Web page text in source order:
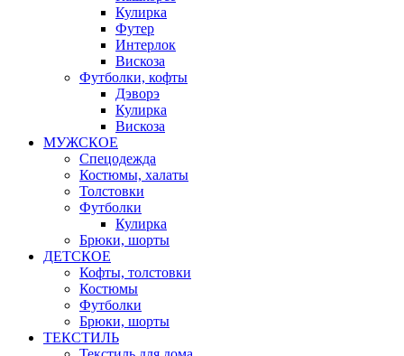
Кулирка
Футер
Интерлок
Вискоза
Футболки, кофты
Дэворэ
Кулирка
Вискоза
МУЖСКОЕ
Спецодежда
Костюмы, халаты
Толстовки
Футболки
Кулирка
Брюки, шорты
ДЕТСКОЕ
Кофты, толстовки
Костюмы
Футболки
Брюки, шорты
ТЕКСТИЛЬ